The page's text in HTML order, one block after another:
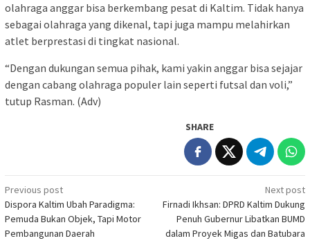
olahraga anggar bisa berkembang pesat di Kaltim. Tidak hanya
sebagai olahraga yang dikenal, tapi juga mampu melahirkan
atlet berprestasi di tingkat nasional.
“Dengan dukungan semua pihak, kami yakin anggar bisa sejajar
dengan cabang olahraga populer lain seperti futsal dan voli,”
tutup Rasman. (Adv)
SHARE
Post
navigation
Previous post
Dispora Kaltim Ubah Paradigma:
Pemuda Bukan Objek, Tapi Motor
Pembangunan Daerah
Next post
Firnadi Ikhsan: DPRD Kaltim Dukung
Penuh Gubernur Libatkan BUMD
dalam Proyek Migas dan Batubara